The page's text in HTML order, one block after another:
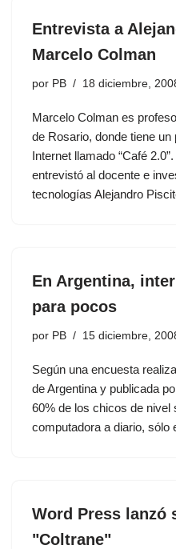
Entrevista a
Marcelo Colman
por PB 18 diciembre,
Marcelo Colman es
de Rosario, donde tiene
Internet llamado “Café
entrevistó al docente e
tecnologías Alejandro
En Argentina,
para pocos
por PB 15 diciembre,
Según una encuesta
de Argentina y publicada
60% de los chicos de
computadora a diario, sólo
Word Press lanzó
"Coltrane"